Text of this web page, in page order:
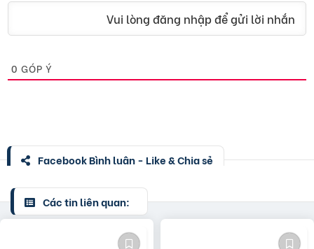
Vui lòng đăng nhập để gửi lời nhắn
0 GÓP Ý
Facebook Bình luận - Like & Chia sẻ
Các tin liên quan: